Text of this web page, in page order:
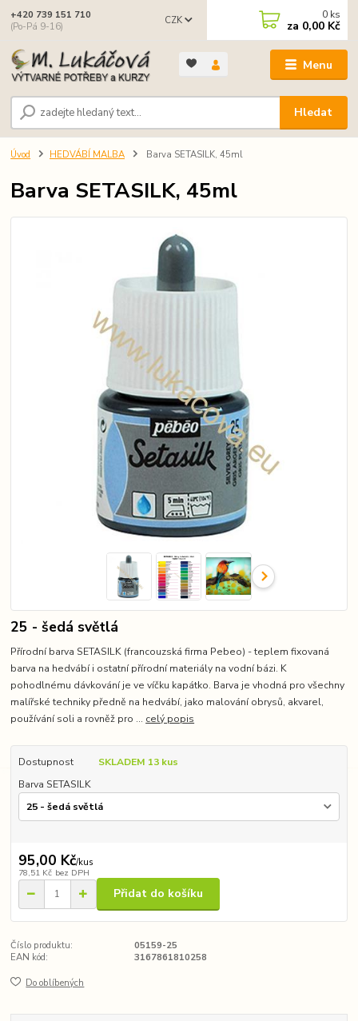
Menu
CZK
Hledat
+420 739 151 710
(Po-Pá 9-16)
0 ks
za 0,00 Kč
Úvod HEDVÁBÍ MALBA Barva SETASILK, 45ml
Barva SETASILK, 45ml
25 - šedá světlá
Přírodní barva SETASILK (francouzská firma Pebeo) - teplem fixovaná
barva na hedvábí i ostatní přírodní materiály na vodní bázi. K
pohodlnému dávkování je ve víčku kapátko. Barva je vhodná pro všechny
malířské techniky předně na hedvábí, jako malování obrysů, akvarel,
používání soli a rovněž pro ... celý popis
Dostupnost
SKLADEM 13 kus
Barva SETASILK
95,00 Kč/kus
78,51 Kč bez DPH
Přidat do košíku
Číslo produktu:
05159-25
EAN kód:
3167861810258
Do oblíbených